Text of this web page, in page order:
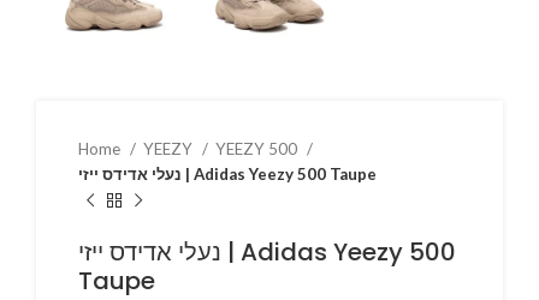
Home YEEZY
YEEZY 500
נעלי אדידס ייזי | Adidas Yeezy 500 Taupe
נעלי אדידס ייזי | Adidas Yeezy 500
Taupe